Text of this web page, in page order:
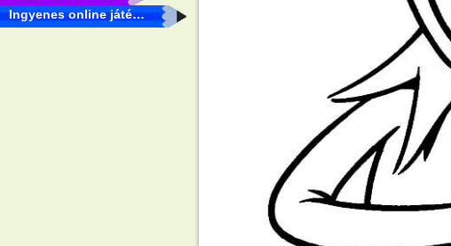
Ingyenes online játékok